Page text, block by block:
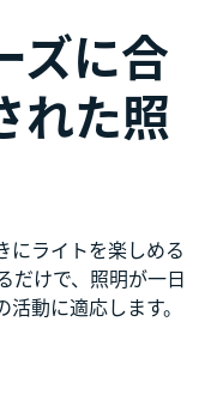
ズに合
れた照
にライトを楽しめる
だけで、照明が一日
動に適応します。